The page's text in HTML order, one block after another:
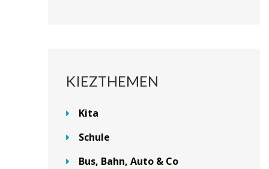
KIEZTHEMEN
Kita
Schule
Bus, Bahn, Auto & Co